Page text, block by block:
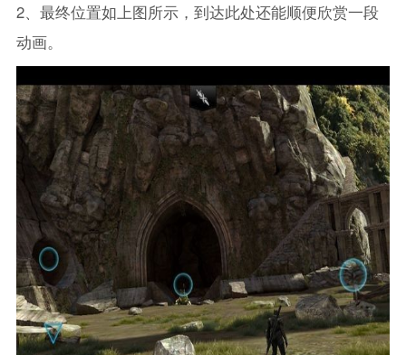
2、最终位置如上图所示，到达此处还能顺便欣赏一段
动画。